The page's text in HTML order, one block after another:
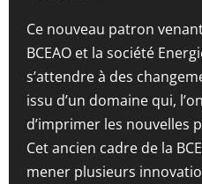
Ce nouveau patron
BCEAO et la société
s’attendre à des
issu d’un domaine qui,
d’imprimer les nouvelles
Cet ancien cadre de la
mener plusieurs